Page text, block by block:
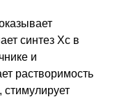
синтез Хс в
и
растворимость